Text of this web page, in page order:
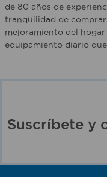
de 80 años de
tranquilidad de comprar
mejoramiento del
equipamiento diario
Suscríbete y